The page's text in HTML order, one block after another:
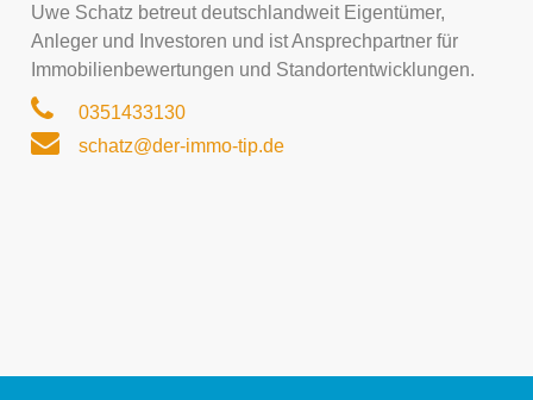
Uwe Schatz betreut deutschlandweit Eigentümer,
Anleger und Investoren und ist Ansprechpartner für
Immobilienbewertungen und Standortentwicklungen.
0351433130
schatz@der-immo-tip.de